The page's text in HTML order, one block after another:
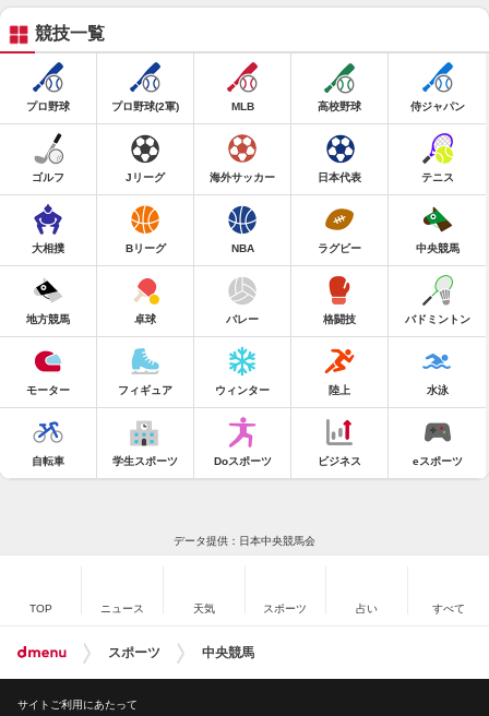
競技一覧
プロ野球 プロ野球(2軍) MLB 高校野球 侍ジャパン
ゴルフ Jリーグ 海外サッカー 日本代表 テニス
大相撲 Bリーグ NBA ラグビー 中央競馬
地方競馬 卓球 バレー 格闘技 バドミントン
モーター フィギュア ウィンター 陸上 水泳
自転車 学生スポーツ Doスポーツ ビジネス eスポーツ
データ提供：日本中央競馬会
TOP ニュース 天気 スポーツ 占い すべて
スポーツ 中央競馬
サイトご利用にあたって